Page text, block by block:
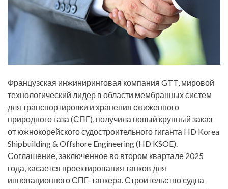
Французская инжиниринговая компания GTT, мировой
технологический лидер в области мембранных систем
для транспортировки и хранения сжиженного
природного газа (СПГ), получила новый крупный заказ
от южнокорейского судостроительного гиганта HD Korea
Shipbuilding & Offshore Engineering (HD KSOE).
Соглашение, заключенное во втором квартале 2025
года, касается проектирования танков для
инновационного СПГ-танкера. Строительство судна